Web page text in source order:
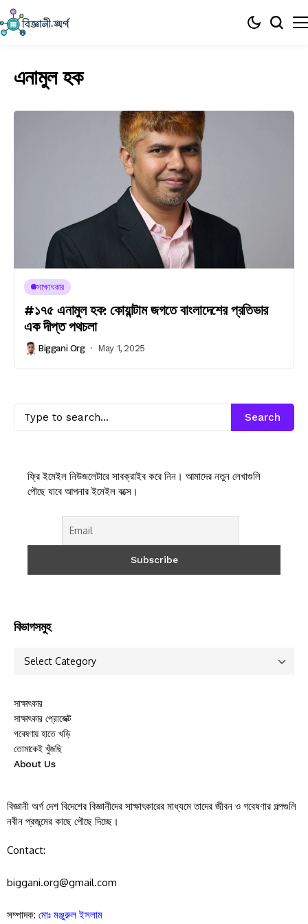
এনামুল হক
সাক্ষাৎকার
#১৭৫ এনামুল হক: কোয়ান্টাম জগতে বাংলাদেশের প্রতিভার
এক দীপ্ত পথচলা
Biggani Org May 1, 2025
Search
ফ্রি ইমেইল নিউজলেটারে সাবক্রাইব করে নিন। আমাদের নতুন লেখাগুলি
পৌছে যাবে আপনার ইমেইল বক্সে।
বিভাগসমুহ
সাক্ষাৎকার
সাক্ষাৎকার প্রোজেক্ট
গবেষণায় হাতে খড়ি
তোমাকেই খুঁজছি
About Us
বিজ্ঞানী অর্গ দেশ বিদেশের বিজ্ঞানীদের সাক্ষাৎকারের মাধ্যমে তাদের জীবন ও গবেষণার গল্পগুলি
নবীন প্রজন্মের কাছে পৌছে দিচ্ছে।
Contact:
biggani.org@gmail.com
সম্পাদক: মোঃ মঞ্জুরুল ইসলাম